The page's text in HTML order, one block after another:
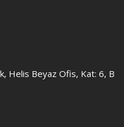
Helis Beyaz Ofis, Kat: 6, B